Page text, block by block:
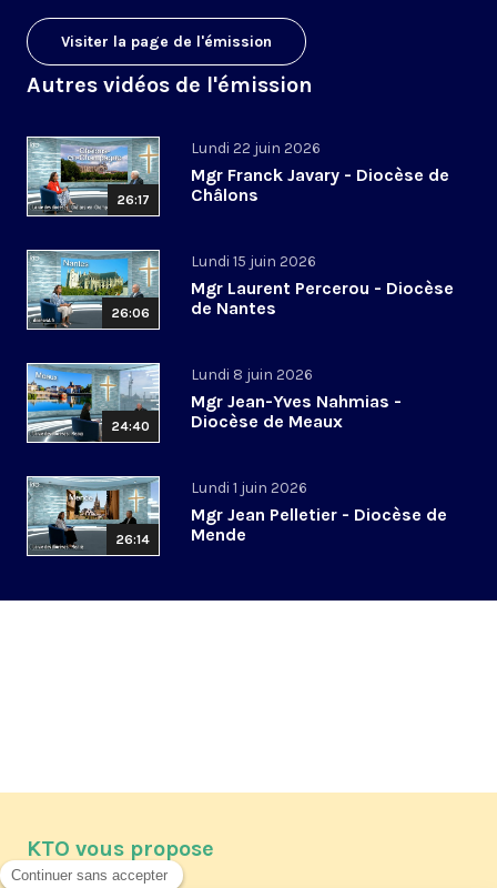
Visiter la page de l'émission
Autres vidéos de l'émission
26:17
Lundi 22 juin 2026
Mgr Franck Javary - Diocèse de
Châlons
26:06
Lundi 15 juin 2026
Mgr Laurent Percerou - Diocèse
de Nantes
24:40
Lundi 8 juin 2026
Mgr Jean-Yves Nahmias -
Diocèse de Meaux
26:14
Lundi 1 juin 2026
Mgr Jean Pelletier - Diocèse de
Mende
KTO vous propose